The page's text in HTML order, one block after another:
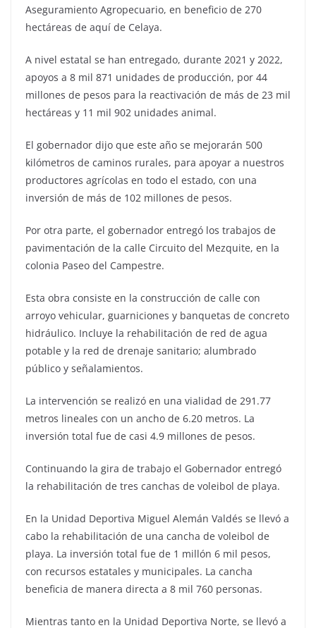
Aseguramiento Agropecuario, en beneficio de 270
hectáreas de aquí de Celaya.
A nivel estatal se han entregado, durante 2021 y 2022,
apoyos a 8 mil 871 unidades de producción, por 44
millones de pesos para la reactivación de más de 23 mil
hectáreas y 11 mil 902 unidades animal.
El gobernador dijo que este año se mejorarán 500
kilómetros de caminos rurales, para apoyar a nuestros
productores agrícolas en todo el estado, con una
inversión de más de 102 millones de pesos.
Por otra parte, el gobernador entregó los trabajos de
pavimentación de la calle Circuito del Mezquite, en la
colonia Paseo del Campestre.
Esta obra consiste en la construcción de calle con
arroyo vehicular, guarniciones y banquetas de concreto
hidráulico. Incluye la rehabilitación de red de agua
potable y la red de drenaje sanitario; alumbrado
público y señalamientos.
La intervención se realizó en una vialidad de 291.77
metros lineales con un ancho de 6.20 metros. La
inversión total fue de casi 4.9 millones de pesos.
Continuando la gira de trabajo el Gobernador entregó
la rehabilitación de tres canchas de voleibol de playa.
En la Unidad Deportiva Miguel Alemán Valdés se llevó a
cabo la rehabilitación de una cancha de voleibol de
playa. La inversión total fue de 1 millón 6 mil pesos,
con recursos estatales y municipales. La cancha
beneficia de manera directa a 8 mil 760 personas.
Mientras tanto en la Unidad Deportiva Norte, se llevó a